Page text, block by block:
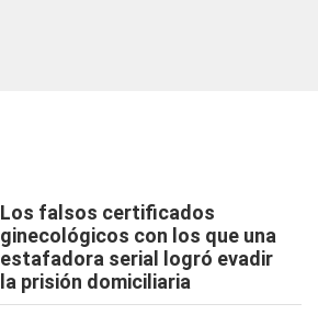
Los falsos certificados
ginecológicos con los que una
estafadora serial logró evadir
la prisión domiciliaria